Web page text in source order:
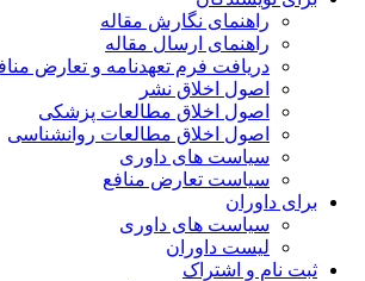
راهنمای نگارش مقاله
راهنمای ارسال مقاله
دریافت فرم تعهدنامه و تعارض منافع
اصول اخلاق نشر
اصول اخلاق مطالعات پزشکی
اصول اخلاق مطالعات روانشناسی
سیاست های داوری
سیاست تعارض منافع
برای داوران
سیاست های داوری
لیست داوران
ثبت نام و اشتراک